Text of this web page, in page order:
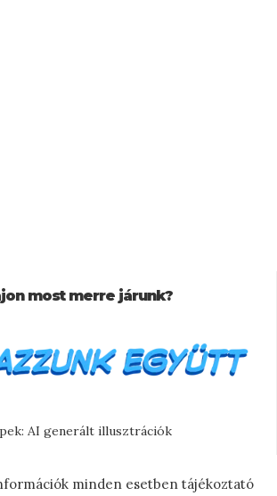
most merre járunk?
AI generált illusztrációk
minden esetben tájékoztató